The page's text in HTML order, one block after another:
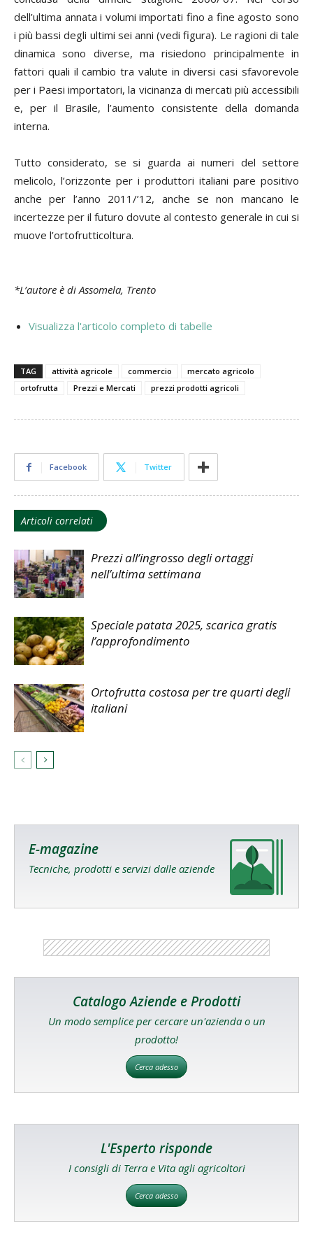
dell’ultima annata i volumi importati fino a fine agosto sono
i più bassi degli ultimi sei anni (vedi figura). Le ragioni di tale
dinamica sono diverse, ma risiedono principalmente in
fattori quali il cambio tra valute in diversi casi sfavorevole
per i Paesi importatori, la vicinanza di mercati più accessibili
e, per il Brasile, l’aumento consistente della domanda
interna.
Tutto considerato, se si guarda ai numeri del settore
melicolo, l’orizzonte per i produttori italiani pare positivo
anche per l’anno 2011/’12, anche se non mancano le
incertezze per il futuro dovute al contesto generale in cui si
muove l’ortofrutticoltura.
*L’autore è di Assomela, Trento
Visualizza l'articolo completo di tabelle
TAG attività agricole commercio
mercato agricolo
ortofrutta
Prezzi e Mercati prezzi prodotti agricoli
Facebook Twitter
Articoli correlati
Prezzi all’ingrosso degli ortaggi
nell’ultima settimana
Speciale patata 2025, scarica gratis
l’approfondimento
Ortofrutta costosa per tre quarti degli
italiani
E-magazine
Tecniche, prodotti e servizi dalle aziende
Catalogo Aziende e Prodotti
Un modo semplice per cercare un'azienda o un
prodotto!
Cerca adesso
L'Esperto risponde
I consigli di Terra e Vita agli agricoltori
Cerca adesso